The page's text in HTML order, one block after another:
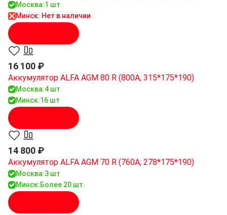
Москва:1 шт
Минск: Нет в наличии
16 100 ₽
Аккумулятор ALFA AGM 80 R (800A, 315*175*190)
Москва:4 шт
Минск:16 шт
14 800 ₽
Аккумулятор ALFA AGM 70 R (760A, 278*175*190)
Москва:3 шт
Минск:Более 20 шт.